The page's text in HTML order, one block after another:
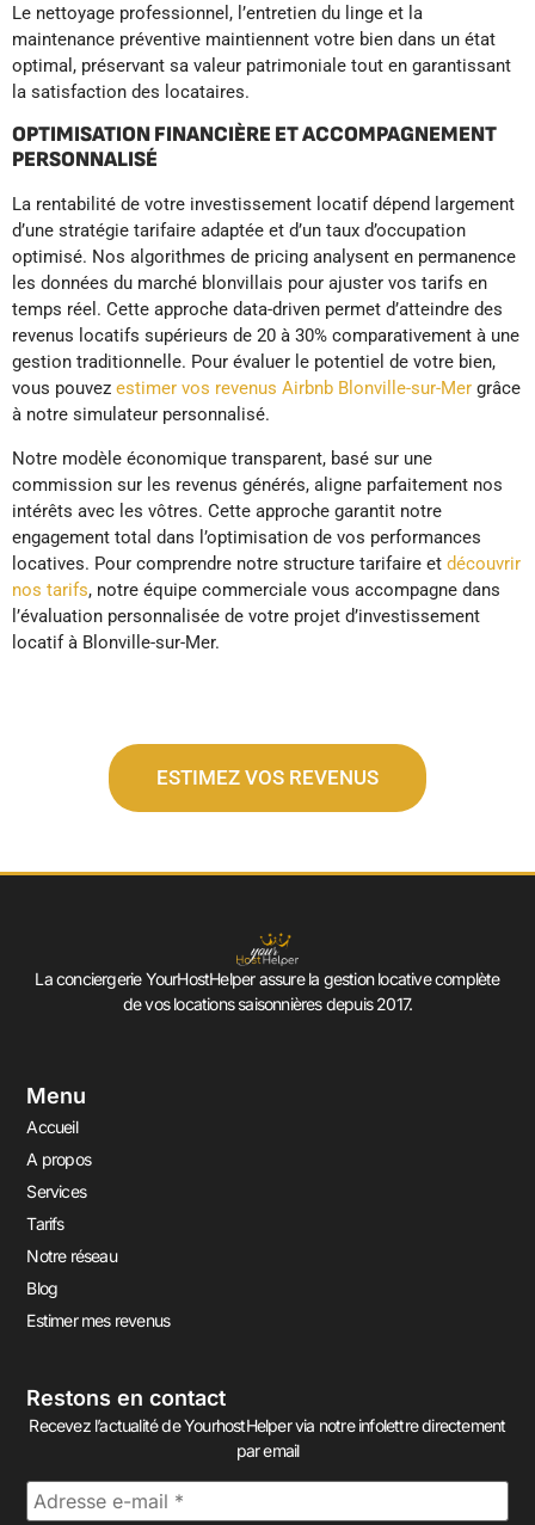
Le nettoyage professionnel, l’entretien du linge et la
maintenance préventive maintiennent votre bien dans un état
optimal, préservant sa valeur patrimoniale tout en garantissant
la satisfaction des locataires.
OPTIMISATION FINANCIÈRE ET ACCOMPAGNEMENT
PERSONNALISÉ
La rentabilité de votre investissement locatif dépend largement
d’une stratégie tarifaire adaptée et d’un taux d’occupation
optimisé. Nos algorithmes de pricing analysent en permanence
les données du marché blonvillais pour ajuster vos tarifs en
temps réel. Cette approche data-driven permet d’atteindre des
revenus locatifs supérieurs de 20 à 30% comparativement à une
gestion traditionnelle. Pour évaluer le potentiel de votre bien,
vous pouvez estimer vos revenus Airbnb Blonville-sur-Mer grâce
à notre simulateur personnalisé.
Notre modèle économique transparent, basé sur une
commission sur les revenus générés, aligne parfaitement nos
intérêts avec les vôtres. Cette approche garantit notre
engagement total dans l’optimisation de vos performances
locatives. Pour comprendre notre structure tarifaire et découvrir
nos tarifs, notre équipe commerciale vous accompagne dans
l’évaluation personnalisée de votre projet d’investissement
locatif à Blonville-sur-Mer.
ESTIMEZ VOS REVENUS
La conciergerie YourHostHelper assure la gestion locative complète
de vos locations saisonnières depuis 2017.
Menu
Accueil
A propos
Services
Tarifs
Notre réseau
Blog
Estimer mes revenus
Restons en contact
Recevez l’actualité de YourhostHelper via notre infolettre directement
par email